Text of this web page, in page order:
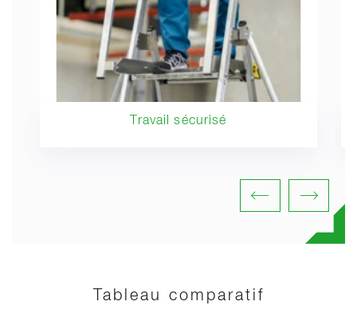
Travail sécurisé
Tableau comparatif